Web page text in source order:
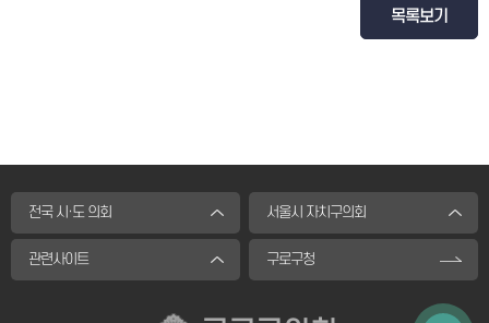
목록보기
전국 시·도 의회 서울시 자치구의회
관련사이트 구로구청